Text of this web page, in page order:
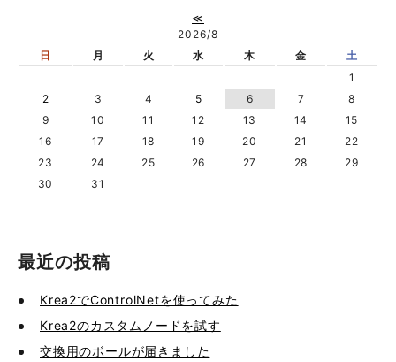
≪
2026/8
日
月 火 水 木 金
土
1
2
3 4 5 6 7
8
9
10 11 12 13 14
15
16
17 18 19 20 21
22
23
24 25 26 27 28
29
30
31
最近の投稿
Krea2でControlNetを使ってみた
Krea2のカスタムノードを試す
交換用のボールが届きました